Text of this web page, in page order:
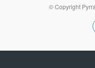
© Copyright